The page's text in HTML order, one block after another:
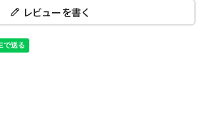
レビューを書く